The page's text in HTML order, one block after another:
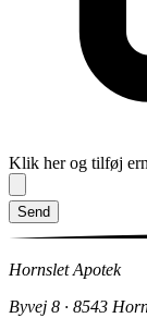
Klik her og tilføj
Send
Hornslet Apotek
Byvej 8 · 8543